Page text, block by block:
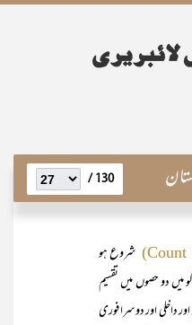
130 /
شروع ہو
دو حصوں میں تقسیم
داخلی اور دوسرا فوری